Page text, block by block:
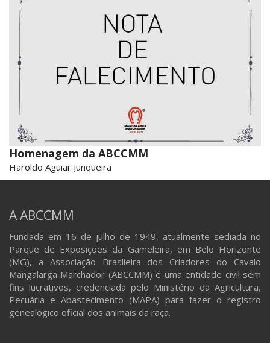
Homenagem da ABCCMM
Haroldo Aguiar Junqueira
A ABCCMM
Fundada em 16 de julho de 1949, atualmente sediada no
Parque de Exposições da Gameleira, em Belo Horizonte
(MG), a Associação Brasileira dos Criadores do Cavalo
Mangalarga Marchador (ABCCMM) é uma entidade civil sem
fins lucrativos, credenciada pelo Ministério da Agricultura,
Pecuária e Abastecimento (MAPA) para fazer o registro
genealógico oficial dos animais da raça.